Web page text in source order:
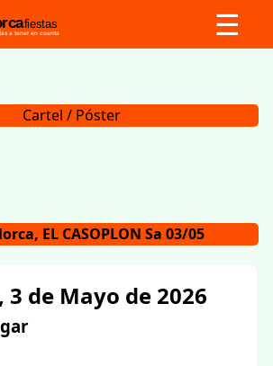
fiestas
a tener en cuenta ☰
Cartel / Póster
EL CASOPLON Sa 03/05
de Mayo de 2026